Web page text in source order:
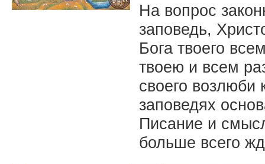
На вопрос
заповедь,
Бога твоего
твоею и всем
своего возлюби
заповедях
Писание и
больше всего